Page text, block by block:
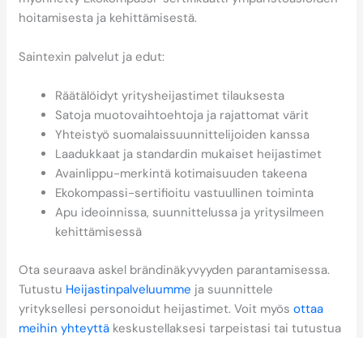
hoitamisesta ja kehittämisestä.
Saintexin palvelut ja edut:
Räätälöidyt yritysheijastimet tilauksesta
Satoja muotovaihtoehtoja ja rajattomat värit
Yhteistyö suomalais­suunnittelijoiden kanssa
Laadukkaat ja standardin mukaiset heijastimet
Avainlippu-merkintä kotimaisuuden takeena
Ekokompassi-sertifioitu vastuullinen toiminta
Apu ideoinnissa, suunnittelussa ja yritysilmeen
kehittämisessä
Ota seuraava askel brändinäkyvyyden parantamisessa.
Tutustu Heijastinpalveluumme ja suunnittele
yrityksellesi personoidut heijastimet. Voit myösottaa
meihin yhteyttä keskustellaksesi tarpeistasi tai tutustua